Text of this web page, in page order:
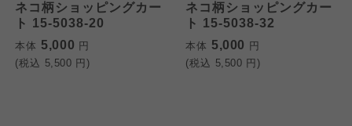
ネコ柄ショッピングカー
ト 15-5038-20
本体 5,000 円
(税込 5,500 円)
ネコ柄ショッピングカー
ト 15-5038-32
本体 5,000 円
(税込 5,500 円)